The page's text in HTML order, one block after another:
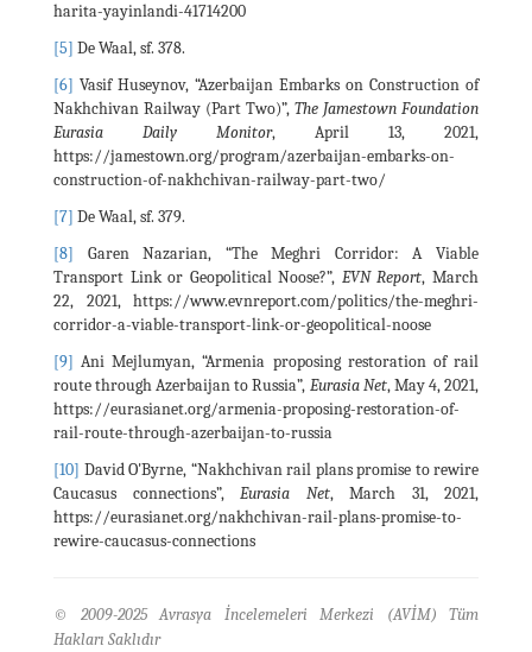
harita-yayinlandi-41714200
[5] De Waal, sf. 378.
[6] Vasif Huseynov, “Azerbaijan Embarks on Construction of
Nakhchivan Railway (Part Two)”, The Jamestown Foundation
Eurasia Daily Monitor, April 13, 2021,
https://jamestown.org/program/azerbaijan-embarks-on-
construction-of-nakhchivan-railway-part-two/
[7] De Waal, sf. 379.
[8] Garen Nazarian, “The Meghri Corridor: A Viable
Transport Link or Geopolitical Noose?”, EVN Report, March
22, 2021, https://www.evnreport.com/politics/the-meghri-
corridor-a-viable-transport-link-or-geopolitical-noose
[9] Ani Mejlumyan, “Armenia proposing restoration of rail
route through Azerbaijan to Russia”, Eurasia Net, May 4, 2021,
https://eurasianet.org/armenia-proposing-restoration-of-
rail-route-through-azerbaijan-to-russia
[10] David O'Byrne, “Nakhchivan rail plans promise to rewire
Caucasus connections”, Eurasia Net, March 31, 2021,
https://eurasianet.org/nakhchivan-rail-plans-promise-to-
rewire-caucasus-connections
© 2009-2025 Avrasya İncelemeleri Merkezi (AVİM) Tüm
Hakları Saklıdır